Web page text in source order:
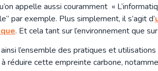
appelle aussi couramment «
par exemple. Plus simplement, il s’agit d’
. Et cela tant sur l’environnement que
l’ensemble des pratiques et
réduire cette empreinte carbone,